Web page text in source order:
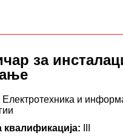
за
Електротехника и
квалификација: